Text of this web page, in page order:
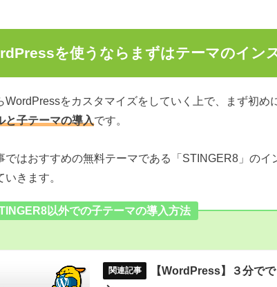
を使うならまずはテーマのイン
WordPressをカスタマイズをしていく上で、まず初め
と子テーマの導入です。
ではおすすめの無料テーマである 「STINGER8」 のイ
きます。
以外での子テーマの導入方法
【WordPress】３分で